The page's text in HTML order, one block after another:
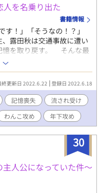
を名乗り出た
書籍情報
す！」「そうなの！？」
露田秋は交通事故に遭い
憶を取り戻す。 そんな最
に来ると連絡があり、秋
続けたら、突然夏が手を
言ってきた。 もちろんそ
ている間にあれよあれよ
嘘だと明かすタイミング
同棲まで始めてしまうが
一方では、夏も秋を騙し
手に入れた大切な人を手
やかす。 あまり深く考え
騙している事に罪悪感を
とする攻めのコメディ寄
✕無気力な流され大学生】
字報告もありがたいで
にも掲載中。
終更新日 2022.6.22 登録日 2022.6.18
記憶喪失
流され受け
わんこ攻め 年下攻め
30
人公になっていた件～